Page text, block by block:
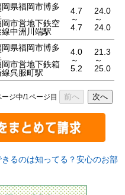
岡県福岡市博多
岡市営地下鉄空
線中洲川端駅
4.7
～
4.7
24.0
～
24.0
岡県福岡市博多
岡市営地下鉄箱
線呉服町駅
4.0
～
5.2
21.3
～
25.0
ジ中/1ページ目 前へ 次へ
るのは知ってる？安心のお部